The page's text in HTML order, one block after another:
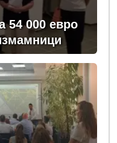
54 000 евро